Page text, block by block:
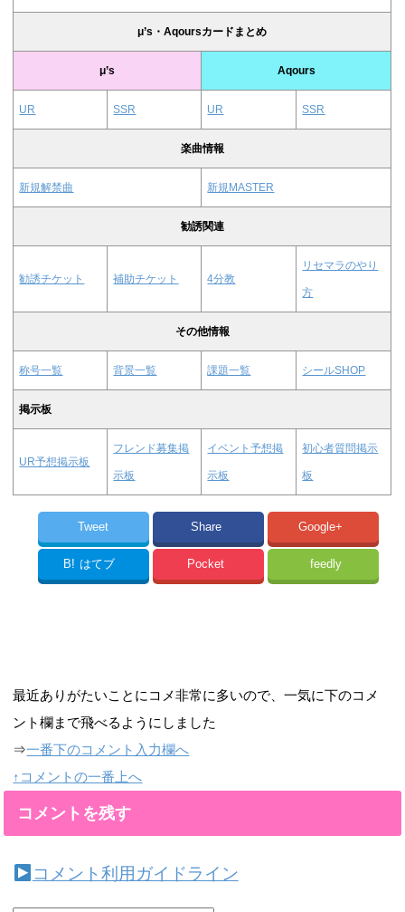
μ’s・Aqoursカードまとめ
μ’s Aqours
UR SSR UR SSR
楽曲情報
新規解禁曲 新規MASTER
勧誘関連
勧誘チケット 補助チケット 4分教
リセマラのやり
方
その他情報
称号一覧 背景一覧 課題一覧 シールSHOP
掲示板
UR予想掲示板
フレンド募集掲
示板
イベント予想掲
示板
初心者質問掲示
板
Tweet Share Google+
B! はてブ Pocket feedly
最近ありがたいことにコメ非常に多いので、一気に下のコメ
ント欄まで飛べるようにしました
⇒一番下のコメント入力欄へ
↑コメントの一番上へ
コメントを残す
コメント利用ガイドライン